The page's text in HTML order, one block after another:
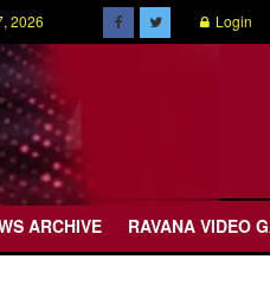
2026 Login
ARCHIVE RAVANA VIDEO